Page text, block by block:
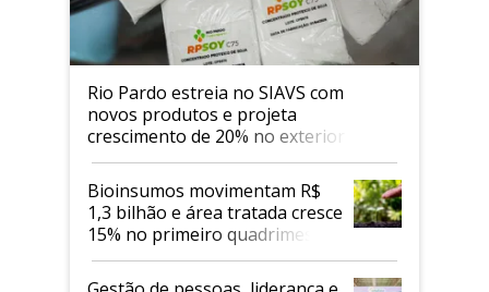
Rio Pardo estreia no SIAVS com
novos produtos e projeta
crescimento de 20% no exterior
Bioinsumos movimentam R$
1,3 bilhão e área tratada cresce
15% no primeiro quadrimestre
de 2026